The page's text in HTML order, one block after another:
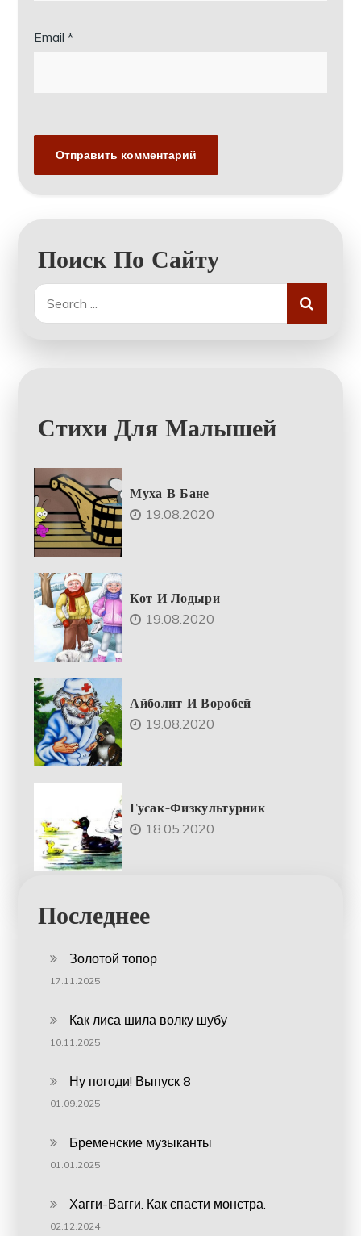
Email*
Поиск По Сайту
Search
for:
Стихи Для Малышей
Муха В Бане
19.08.2020
Кот И Лодыри
19.08.2020
Айболит И Воробей
19.08.2020
Гусак-Физкультурник
18.05.2020
Последнее
Золотой топор
17.11.2025
Как лиса шила волку шубу
10.11.2025
Ну погоди! Выпуск 8
01.09.2025
Бременские музыканты
01.01.2025
Хагги-Вагги. Как спасти монстра.
02.12.2024